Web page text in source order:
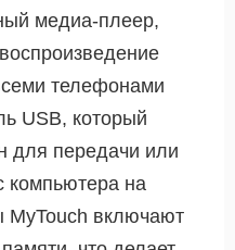
медиа-плеер,
телефонами
USB, который
для передачи или
компьютера на
включают